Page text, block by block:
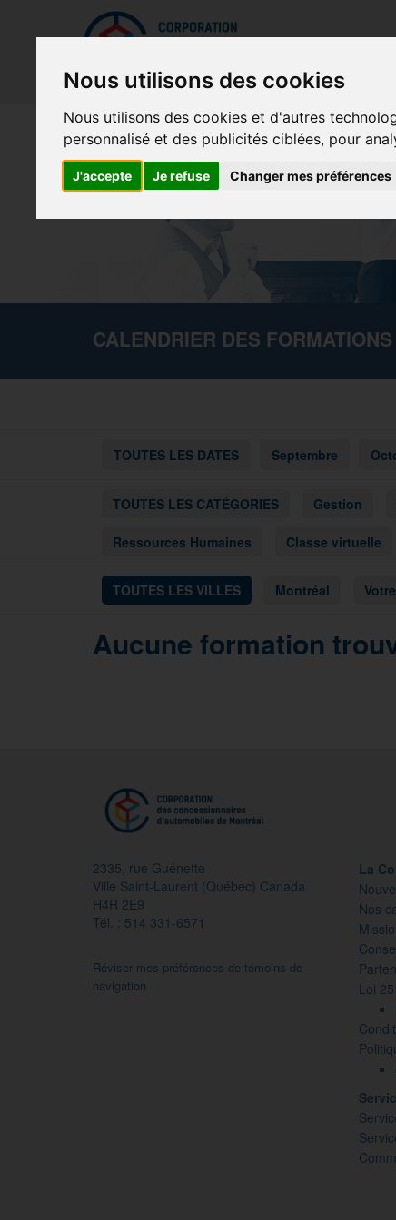
Nous utilisons des cookies
Nous utilisons des cookies et d'autres
personnalisé et des publicités ciblées, pour
J'accepte Je refuse Changer mes préférences
Mettreà jour vos préférences de témoins
CALENDRIER DES FORMATIONS
TOUTES LES DATES Septembre
TOUTES LES CATÉGORIES Gestion
Ressources Humaines Classe virtuelle
TOUTES LES VILLES Montréal
Aucune formation
2335, rue Guénette
Ville Saint-Laurent (Québec) Canada
H4R 2E9
Tél. : 514 331-6571
Réviser mes préférences de témoins de
navigation
La
Nos
Loi